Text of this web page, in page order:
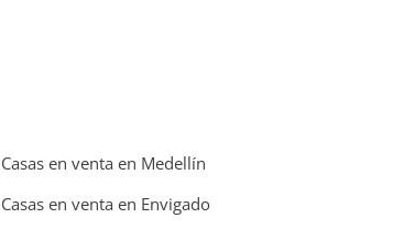
Casas en venta en Medellín
Casas en venta en Envigado